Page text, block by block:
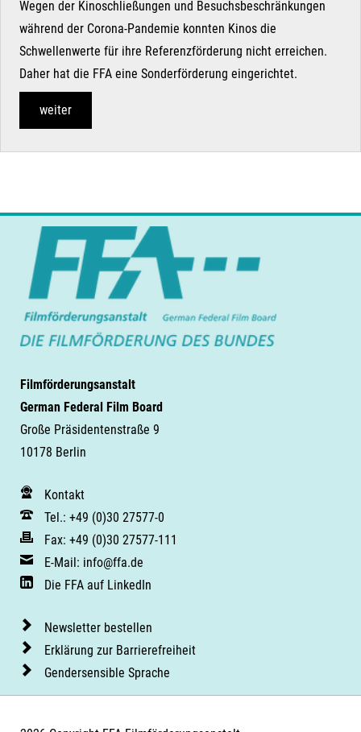
Wegen der Kinoschließungen und Besuchsbeschränkungen
während der Corona-Pandemie konnten Kinos die
Schwellenwerte für ihre Referenzförderung nicht erreichen.
Daher hat die FFA eine Sonderförderung eingerichtet.
weiter
Filmförderungsanstalt
German Federal Film Board
Große Präsidentenstraße 9
10178 Berlin
Kontakt
Tel.: +49 (0)30 27577-0
Fax: +49 (0)30 27577-111
E-Mail: info@ffa.de
Die FFA auf LinkedIn
Newsletter bestellen
Erklärung zur Barrierefreiheit
Gendersensible Sprache